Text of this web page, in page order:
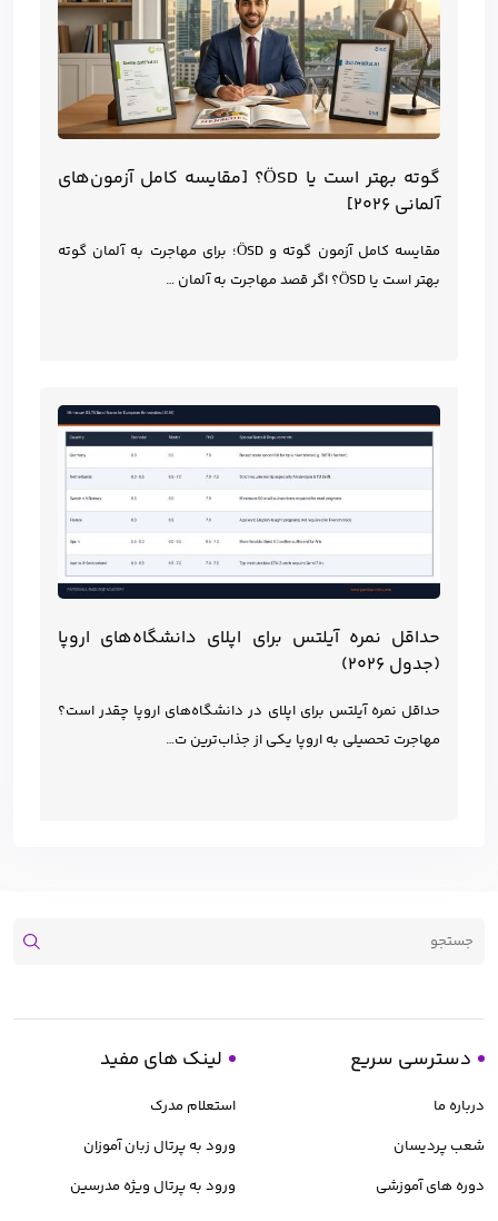
گوته بهتر است یا ÖSD؟ [مقایسه کامل آزمون‌های
آلمانی ۲۰۲۶]
مقایسه کامل آزمون گوته و ÖSD؛ برای مهاجرت به آلمان گوته
بهتر است یا ÖSD؟ اگر قصد مهاجرت به آلمان …
حداقل نمره آیلتس برای اپلای دانشگاه‌های اروپا
(جدول ۲۰۲۶)
حداقل نمره آیلتس برای اپلای در دانشگاه‌های اروپا چقدر است؟
مهاجرت تحصیلی به اروپا یکی از جذاب‌ترین ت…
دسترسی سریع
درباره ما
شعب پردیسان
دوره های آموزشی
لینک های مفید
استعلام مدرک
ورود به پرتال زبان آموزان
ورود به پرتال ویژه مدرسین